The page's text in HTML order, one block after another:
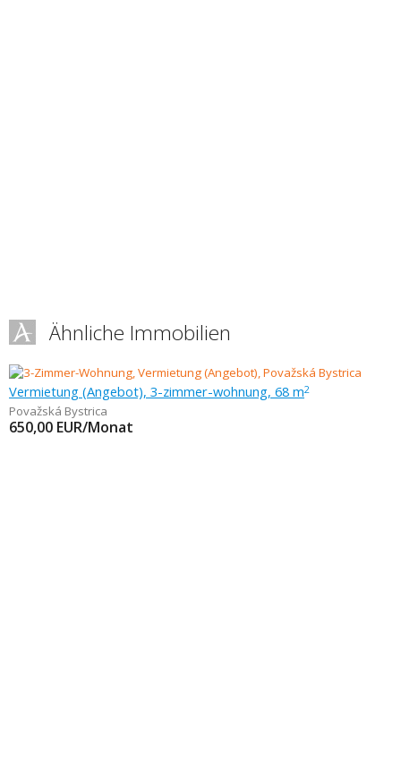
Ähnliche Immobilien
Vermietung (Angebot), 3-zimmer-wohnung, 68 m2
Považská Bystrica
650,00 EUR/Monat